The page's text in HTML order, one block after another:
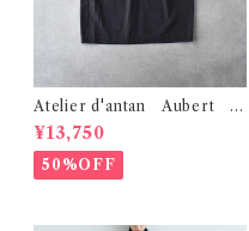
Atelier d'antan Aubert ｺｯ
ﾄﾝﾁｭﾆｯｸ (ﾀﾞｰｸｸﾞﾚｰ)
¥13,750
50%OFF